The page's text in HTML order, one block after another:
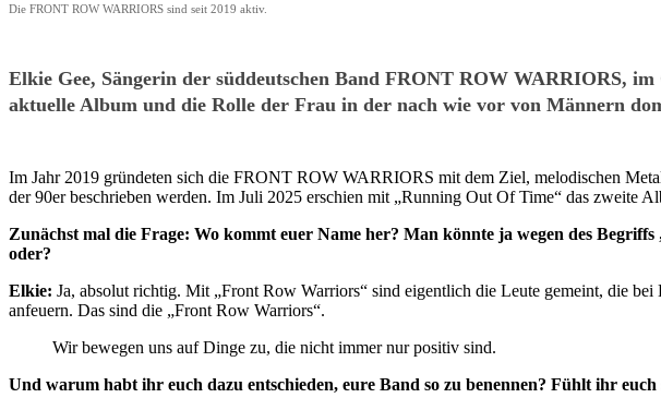
Die FRONT ROW WARRIORS sind seit 2019 aktiv.
Elkie Gee, Sängerin der süddeutschen Band FRONT ROW WARRIORS,
aktuelle Album und die Rolle der Frau in der nach wie vor von Männern
Im Jahr 2019 gründeten sich die FRONT ROW WARRIORS mit dem Ziel, melodischen
der 90er beschrieben werden. Im Juli 2025 erschien mit „Running Out Of Time“ das zweite
Zunächst mal die Frage: Wo kommt euer Name her? Man könnte ja wegen des
oder?
Elkie: Ja, absolut richtig. Mit „Front Row Warriors“ sind eigentlich die Leute gemeint, die
anfeuern. Das sind die „Front Row Warriors“.
Wir bewegen uns auf Dinge zu, die nicht immer nur positiv sind.
Und warum habt ihr euch dazu entschieden, eure Band so zu benennen? Fühlt ihr